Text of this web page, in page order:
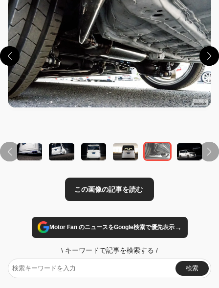
Motor Fan のニュースをGoogle検索で優先表示→
\ キーワードで記事を検索する /
検索